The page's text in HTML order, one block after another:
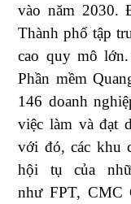
vào năm 2030.
Thành phố tập
cao quy mô
Phần mềm
146 doanh
việc làm và đạt
với đó, các khu
hội tụ của
nhưFPT, CMC